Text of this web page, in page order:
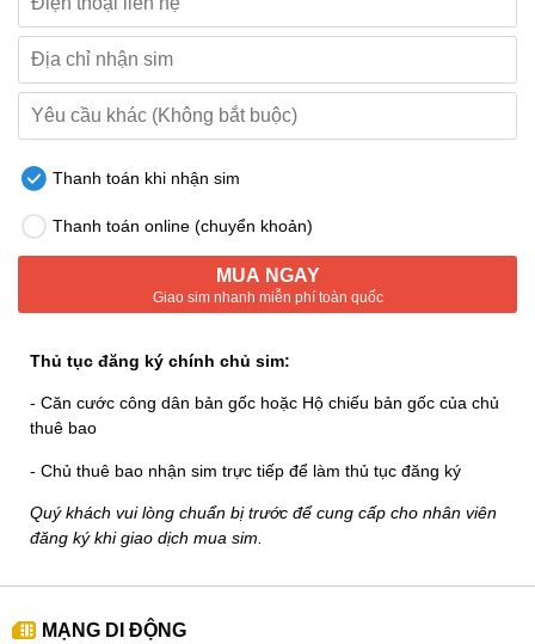
Thanh toán khi nhận sim
Thanh toán online (chuyển khoản)
MUA NGAY
Giao sim nhanh miễn phí toàn quốc
Thủ tục đăng ký chính chủ sim:
- Căn cước công dân bản gốc hoặc Hộ chiếu bản gốc của chủ
thuê bao
- Chủ thuê bao nhận sim trực tiếp để làm thủ tục đăng ký
Quý khách vui lòng chuẩn bị trước để cung cấp cho nhân viên
đăng ký khi giao dịch mua sim.
MẠNG DI ĐỘNG